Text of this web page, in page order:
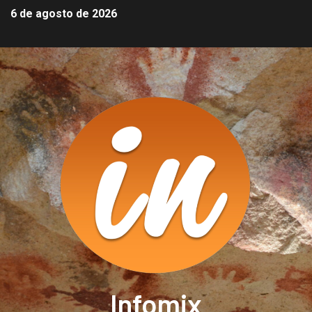
6 de agosto de 2026
Infomix